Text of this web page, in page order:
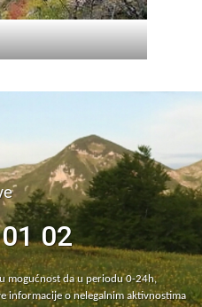
02
mogućnost da u periodu 0-24h,
informacije o nelegalnim aktivnostima